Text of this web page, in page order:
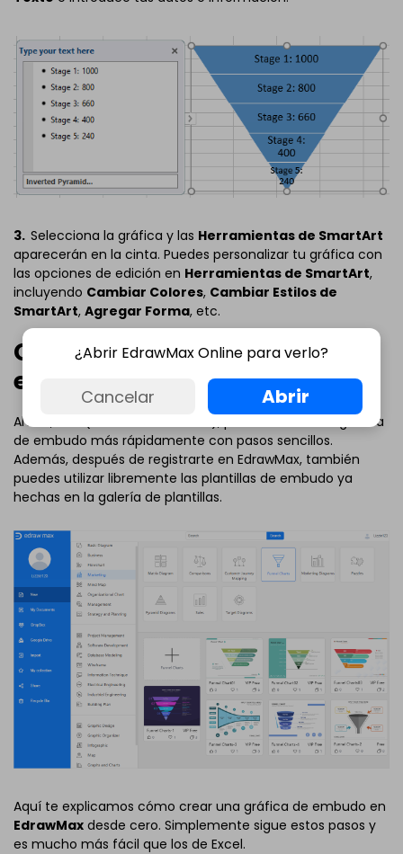
3. Selecciona la gráfica y las Herramientas de SmartArt
aparecerán en la cinta. Puedes personalizar tu gráfica con
las opciones de edición en Herramientas de SmartArt,
incluyendo Cambiar Colores, Cambiar Estilos de
SmartArt, Agregar Forma, etc.
Crea una Gráfica de Embudo
en EdrawMax
Ahora, con (
), podrás hacer una gráfica
de embudo más rápidamente con pasos sencillos.
Además, después de registrarte en EdrawMax, también
puedes utilizar libremente las plantillas de embudo ya
hechas en la galería de plantillas.
Aquí te explicamos cómo crear una gráfica de embudo en
EdrawMax desde cero. Simplemente sigue estos pasos y
es mucho más fácil que los de Excel.
¿Abrir EdrawMax Online para verlo?
Cancelar Abrir